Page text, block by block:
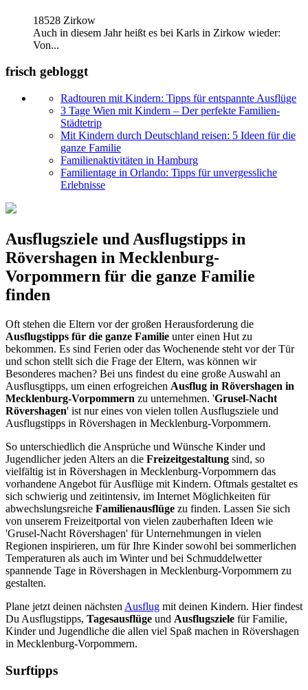
18528 Zirkow
Auch in diesem Jahr heißt es bei Karls in Zirkow wieder:
Von...
frisch gebloggt
Radtouren mit Kindern: Tipps für entspannte Ausflüge
3 Tage Wien mit Kindern – Der perfekte Familien-
Städtetrip
Mit Kindern durch Deutschland reisen: 5 Ideen für die
ganze Familie
Familienaktivitäten in Hamburg
Familientage in Orlando: Tipps für unvergessliche
Erlebnisse
Ausflugsziele und Ausflugstipps in
Rövershagen in Mecklenburg-
Vorpommern für die ganze Familie
finden
Oft stehen die Eltern vor der großen Herausforderung die
Ausflugstipps für die ganze Familie unter einen Hut zu
bekommen. Es sind Ferien oder das Wochenende steht vor der Tür
und schon stellt sich die Frage der Eltern, was können wir
Besonderes machen? Bei uns findest du eine große Auswahl an
Ausflusgtipps, um einen erfogreichen Ausflug in Rövershagen in
Mecklenburg-Vorpommern zu unternehmen. 'Grusel-Nacht
Rövershagen' ist nur eines von vielen tollen Ausflugsziele und
Ausflugstipps in Rövershagen in Mecklenburg-Vorpommern.
So unterschiedlich die Ansprüche und Wünsche Kinder und
Jugendlicher jeden Alters an die Freizeitgestaltung sind, so
vielfältig ist in Rövershagen in Mecklenburg-Vorpommern das
vorhandene Angebot für Ausflüge mit Kindern. Oftmals gestaltet es
sich schwierig und zeitintensiv, im Internet Möglichkeiten für
abwechslungsreiche Familienausflüge zu finden. Lassen Sie sich
von unserem Freizeitportal von vielen zauberhaften Ideen wie
'Grusel-Nacht Rövershagen' für Unternehmungen in vielen
Regionen inspirieren, um für Ihre Kinder sowohl bei sommerlichen
Temperaturen als auch im Winter und bei Schmuddelwetter
spannende Tage in Rövershagen in Mecklenburg-Vorpommern zu
gestalten.
Plane jetzt deinen nächsten Ausflug mit deinen Kindern. Hier findest
Du Ausflugstipps, Tagesausflüge und Ausflugsziele für Familie,
Kinder und Jugendliche die allen viel Spaß machen in Rövershagen
in Mecklenburg-Vorpommern.
Surftipps